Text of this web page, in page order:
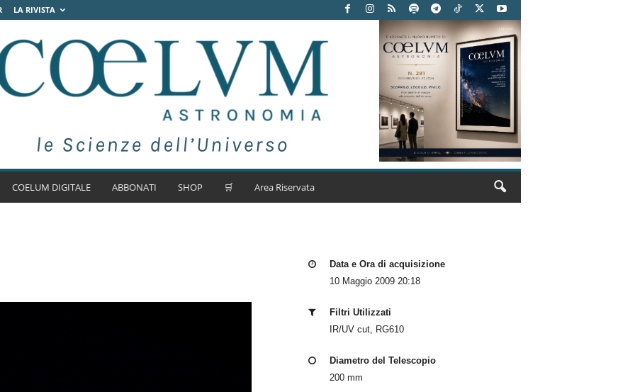
LA RIVISTA
COELUM DIGITALE ABBONATI SHOP 🛒 Area Riservata
Data e Ora di acquisizione
10 Maggio 2009 20:18
Filtri Utilizzati
IR/UV cut, RG610
Diametro del Telescopio
200 mm